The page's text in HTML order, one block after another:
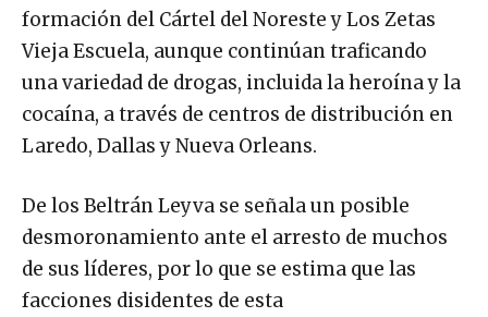
formación del Cártel del Noreste y Los Zetas
Vieja Escuela, aunque continúan traficando
una variedad de drogas, incluida la heroína y la
cocaína, a través de centros de distribución en
Laredo, Dallas y Nueva Orleans.
De los Beltrán Leyva se señala un posible
desmoronamiento ante el arresto de muchos
de sus líderes, por lo que se estima que las
facciones disidentes de esta